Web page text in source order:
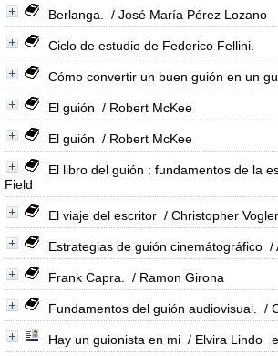
Berlanga. / José María Pérez Lozano
Ciclo de estudio de Federico Fellini.
Cómo convertir un buen guión en un
El guión / Robert McKee
El guión / Robert McKee
El libro del guión : fundamentos de la
Field
El viaje del escritor / Christopher Vogler
Estrategias de guión cinemátográfico /
Frank Capra. / Ramon Girona
Fundamentos del guión audiovisual. /
Hay un guionista en mi / Elvira Lindo